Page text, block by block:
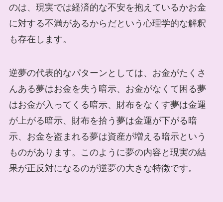
のは、現実では経済的な不安を抱えているかお金
に対する不満があるからだという心理学的な解釈
も存在します。
逆夢の代表的なパターンとしては、お金がたくさ
んある夢はお金を失う暗示、お金がなくて困る夢
はお金が入ってくる暗示、財布をなくす夢は金運
が上がる暗示、財布を拾う夢は金運が下がる暗
示、お金を盗まれる夢は資産が増える暗示という
ものがあります。このように夢の内容と現実の結
果が正反対になるのが逆夢の大きな特徴です。